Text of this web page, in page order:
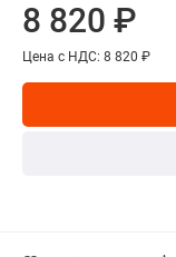
8 820 ₽
Цена с НДС: 8 820 ₽